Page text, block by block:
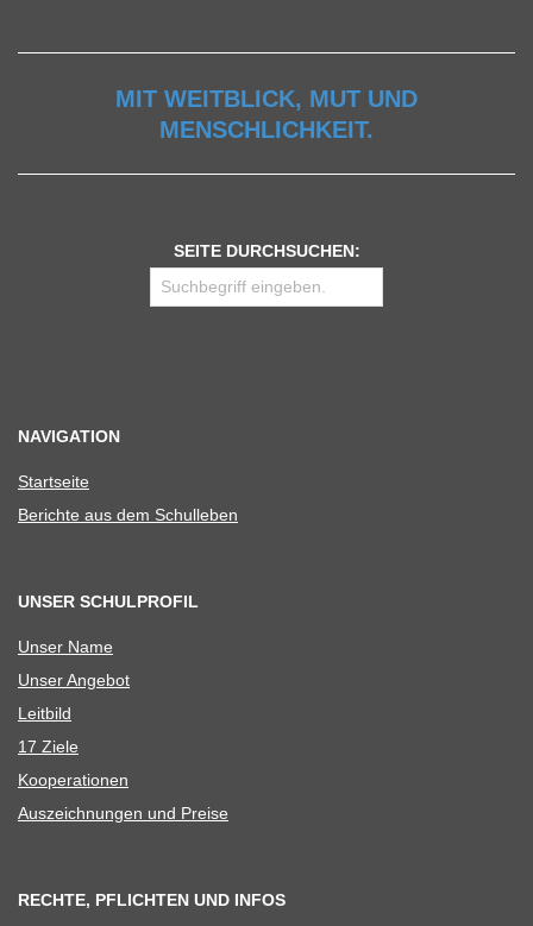
MIT WEITBLICK, MUT UND
MENSCHLICHKEIT.
SEITE DURCHSUCHEN:
NAVIGATION
Start­seite
Berichte aus dem Schulleben
UNSER SCHULPROFIL
Unser Name
Unser Ange­bot
Leit­bild
17 Ziele
Koope­ra­tio­nen
Aus­zeich­nun­gen und Preise
RECHTE, PFLICHTEN UND INFOS